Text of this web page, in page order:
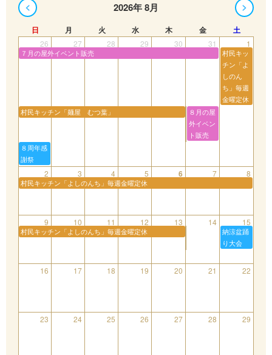
2026年 8月
日 月 火 水 木 金 土
26 27 28 29 30 31 1
７月の屋外イベント販売
村民キッ
チン「よ
しのん
ち」毎週
金曜定休
村民キッチン「麺屋 むつ葉」
８月の屋
外イベン
ト販売
８周年感
謝祭
2 3 4 5 6 7 8
村民キッチン「よしのんち」毎週金曜定休
9 10 11 12 13 14 15
村民キッチン「よしのんち」毎週金曜定休
納涼盆踊
り大会
16 17 18 19 20 21 22
23 24 25 26 27 28 29